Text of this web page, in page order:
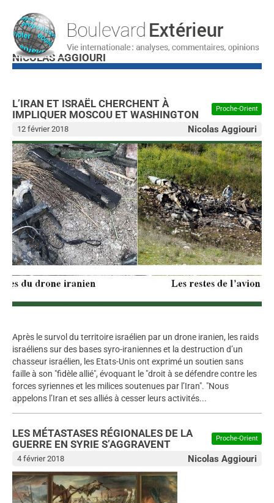
NICOLAS AGGIOURI
Proche-Orient
L’IRAN ET ISRAËL CHERCHENT À
IMPLIQUER MOSCOU ET WASHINGTON
Nicolas Aggiouri
12 février 2018
Après le survol du territoire israélien par un drone iranien, les raids
israéliens sur des bases syro-iraniennes et la destruction d’un
chasseur israélien, les Etats-Unis ont exprimé un soutien sans
faille à son "fidèle allié", évoquant le "droit à se défendre contre les
forces syriennes et les milices soutenues par l’Iran". "Nous
appelons l’Iran et ses alliés à cesser leurs activités...
Proche-Orient
LES MÉTASTASES RÉGIONALES DE LA
GUERRE EN SYRIE S’AGGRAVENT
Nicolas Aggiouri
4 février 2018